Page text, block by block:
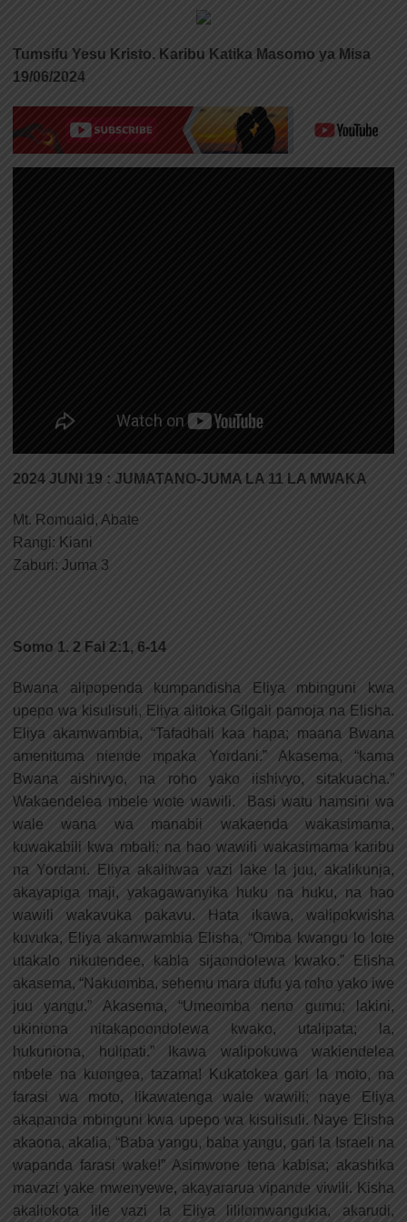
Tumsifu Yesu Kristo. Karibu Katika Masomo ya Misa
19/06/2024
2024 JUNI 19 : JUMATANO-JUMA LA 11 LA MWAKA
Mt. Romuald, Abate
Rangi: Kiani
Zaburi: Juma 3
Somo 1. 2 Fal 2:1, 6-14
Bwana alipopenda kumpandisha Eliya mbinguni kwa
upepo wa kisulisuli, Eliya alitoka Gilgali pamoja na Elisha.
Eliya akamwambia, “Tafadhali kaa hapa; maana Bwana
amenituma niende mpaka Yordani.” Akasema, “kama
Bwana aishivyo, na roho yako iishivyo, sitakuacha.”
Wakaendelea mbele wote wawili. Basi watu hamsini wa
wale wana wa manabii wakaenda wakasimama,
kuwakabili kwa mbali; na hao wawili wakasimama karibu
na Yordani. Eliya akalitwaa vazi lake la juu, akalikunja,
akayapiga maji, yakagawanyika huku na huku, na hao
wawili wakavuka pakavu. Hata ikawa, walipokwisha
kuvuka, Eliya akamwambia Elisha, “Omba kwangu lo lote
utakalo nikutendee, kabla sijaondolewa kwako.” Elisha
akasema, “Nakuomba, sehemu mara dufu ya roho yako iwe
juu yangu.” Akasema, “Umeomba neno gumu; lakini,
ukiniona nitakapoondolewa kwako, utalipata; la,
hukuniona, hulipati.” Ikawa walipokuwa wakiendelea
mbele na kuongea, tazama! Kukatokea gari la moto, na
farasi wa moto, likawatenga wale wawili; naye Eliya
akapanda mbinguni kwa upepo wa kisulisuli. Naye Elisha
akaona, akalia, “Baba yangu, baba yangu, gari la Israeli na
wapanda farasi wake!” Asimwone tena kabisa; akashika
mavazi yake mwenyewe, akayararua vipande viwili. Kisha
akaliokota lile vazi la Eliya lililomwangukia, akarudi,